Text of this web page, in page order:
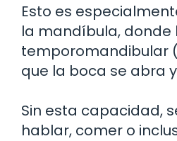
Esto es
la mandíbula, donde
temporomandibular
que la boca se abra
Sin esta capacidad,
hablar, comer o